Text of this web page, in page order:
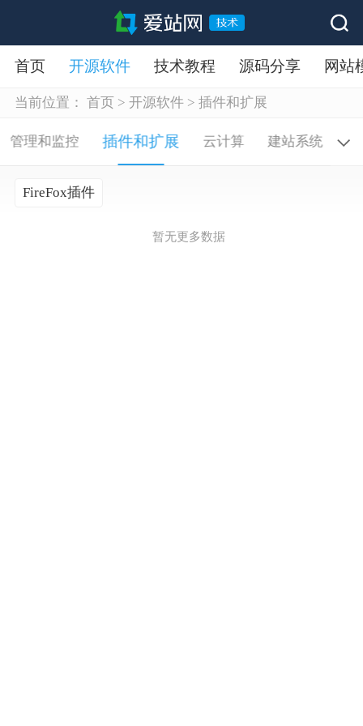
首页 开源软件 技术教程 源码分享 网站
当前位置： 首页 > 开源软件 > 插件和扩展
管理和监控 插件和扩展 云计算 建站系统
FireFox插件
暂无更多数据